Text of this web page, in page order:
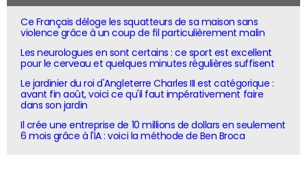
Ce Français déloge les squatteurs de sa maison sans
violence grâce à un coup de fil particulièrement malin
Les neurologues en sont certains : ce sport est excellent
pour le cerveau et quelques minutes régulières suffisent
Le jardinier du roi d'Angleterre Charles III est catégorique :
avant fin août, voici ce qu'il faut impérativement faire
dans son jardin
Il crée une entreprise de 10 millions de dollars en seulement
6 mois grâce à l'IA : voici la méthode de Ben Broca